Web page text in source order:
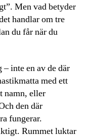
Men vad betyder
handlar om tre
du får när du
inte en av de där
med ett
namn, eller
den där
fungerar.
Rummet luktar